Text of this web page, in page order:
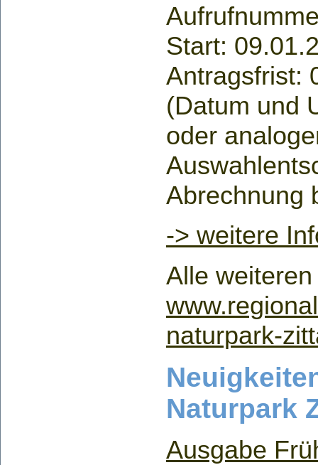
Start:
Antragsfrist:
(Datum und
oder
Abrechnung
-> weitere
Alle
naturpark-
Naturpark
Ausgabe